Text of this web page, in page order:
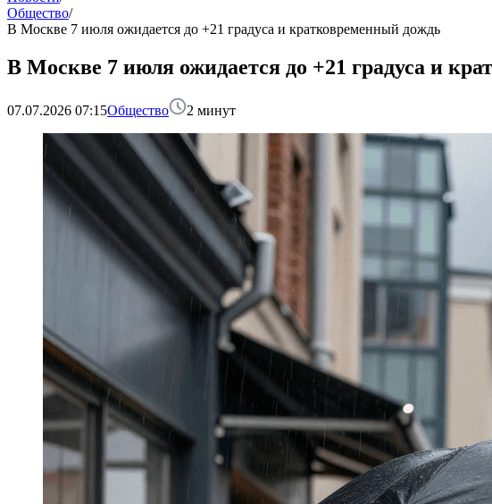
Общество/
В Москве 7 июля ожидается до +21 градуса и кратковременный дождь
В Москве 7 июля ожидается до +21 градуса и
07.07.2026 07:15Общество 2 минут